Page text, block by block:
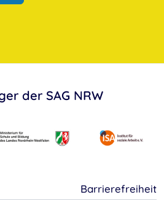
der SAG NRW
Barrierefreiheit